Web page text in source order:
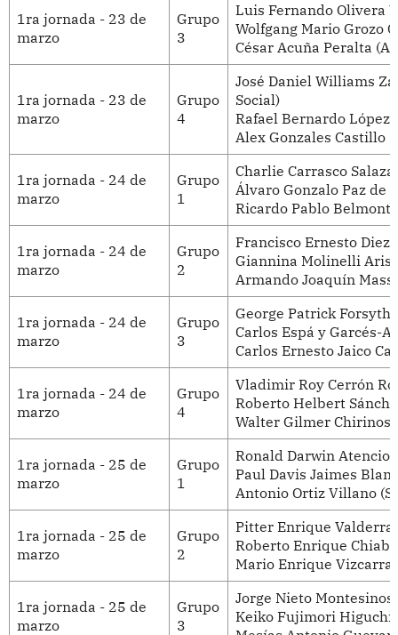
1ra jornada - 23 de
marzo
Grupo
3
Luis Fernando Olivera
Wolfgang Mario Grozo
César Acuña Peralta
1ra jornada - 23 de
marzo
Grupo
4
José Daniel Williams
Social)
Rafael Bernardo López
Alex Gonzales Castillo
1ra jornada - 24 de
marzo
Grupo
1
Charlie Carrasco
Álvaro Gonzalo Paz de
Ricardo Pablo Belmont
1ra jornada - 24 de
marzo
Grupo
2
Francisco Ernesto
Giannina Molinelli
Armando Joaquín
1ra jornada - 24 de
marzo
Grupo
3
George Patrick Forsyth
Carlos Espá y Garcés-
Carlos Ernesto Jaico
1ra jornada - 24 de
marzo
Grupo
4
Vladimir Roy Cerrón
Roberto Helbert
Walter Gilmer Chirinos
1ra jornada - 25 de
marzo
Grupo
1
Ronald Darwin Atencio
Paul Davis Jaimes
Antonio Ortiz Villano
1ra jornada - 25 de
marzo
Grupo
2
Pitter Enrique
Roberto Enrique
Mario Enrique Vizcarra
1ra jornada - 25 de
marzo
Grupo
3
Jorge Nieto
Keiko Fujimori Higuchi